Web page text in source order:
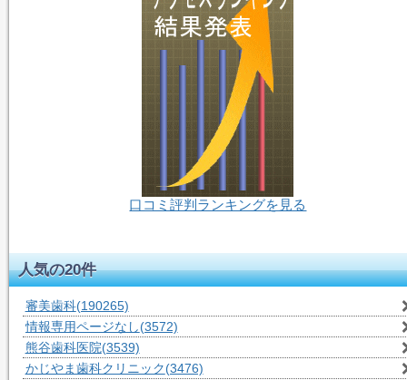
口コミ評判ランキングを見る
人気の20件
審美歯科(190265)
情報専用ページなし(3572)
熊谷歯科医院(3539)
かじやま歯科クリニック(3476)